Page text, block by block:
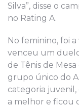
Silva”, disse o
no Rating A.
No feminino, foi
venceu um
de Tênis de
grupo único do
categoria juvenil,
a melhor e ficou